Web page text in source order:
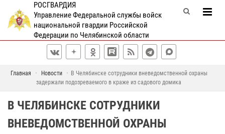
РОСГВАРДИЯ
Управление Федеральной службы войск
национальной гвардии Российской
Федерации по Челябинской области
Главная Новости
В Челябинске сотрудники вневедомственной охраны
задержали подозреваемого в краже из садового домика
В ЧЕЛЯБИНСКЕ СОТРУДНИКИ
ВНЕВЕДОМСТВЕННОЙ ОХРАНЫ